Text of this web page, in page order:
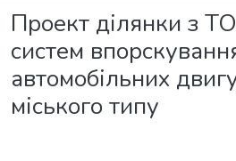
Проект ділянки з
систем
автомобільних
міського типу